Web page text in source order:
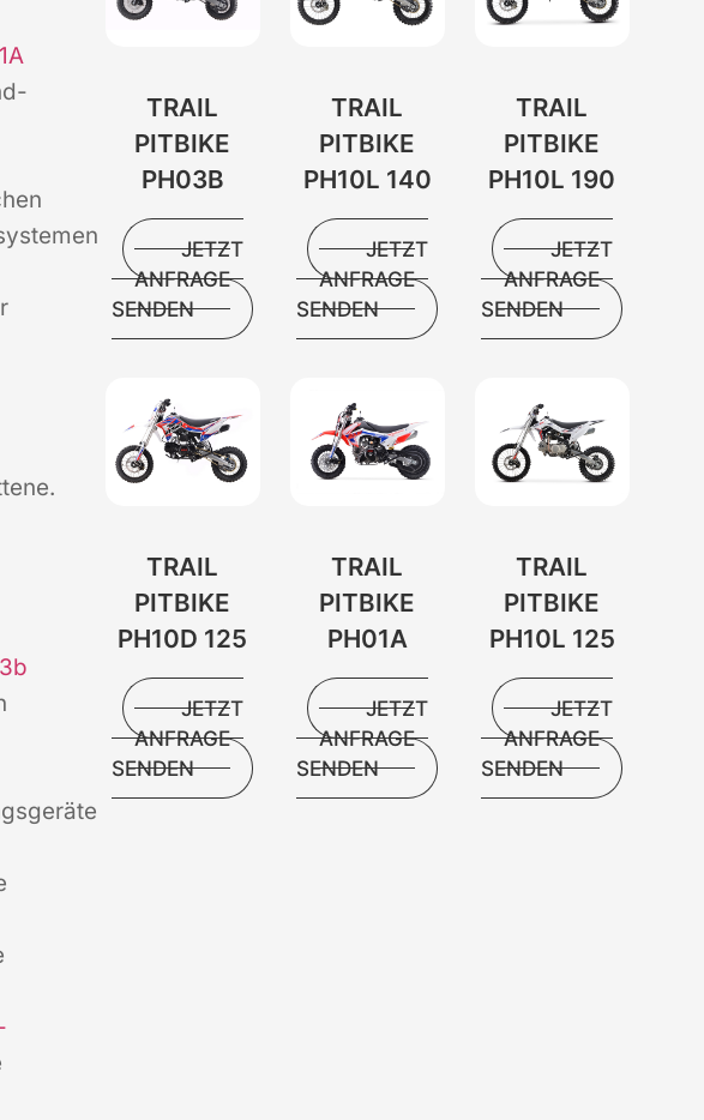
TRAIL
PITBIKE
PH03B
JETZT
ANFRAGE
SENDEN
TRAIL
PITBIKE
PH10L 140
JETZT
ANFRAGE
SENDEN
TRAIL
PITBIKE
PH10L 190
JETZT
ANFRAGE
SENDEN
TRAIL
PITBIKE
PH10D 125
JETZT
ANFRAGE
SENDEN
TRAIL
PITBIKE
PH01A
JETZT
ANFRAGE
SENDEN
TRAIL
PITBIKE
PH10L 125
JETZT
ANFRAGE
SENDEN